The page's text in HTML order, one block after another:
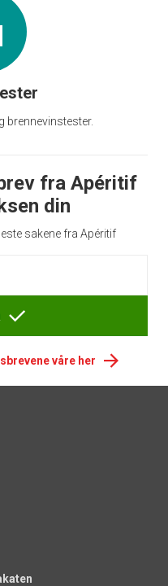
brennevinstester.
fra Apéritif
din
sakene fra Apéritif
våre her